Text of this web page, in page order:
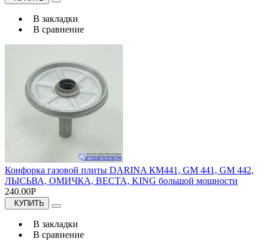
В закладки
В сравнение
Конфорка газовой плиты DARINA КМ441, GM 441, GM 442,
ЛЫСЬВА, ОМИЧКА, ВЕСТА, KING большой мощности
240.00Р
КУПИТЬ
В закладки
В сравнение